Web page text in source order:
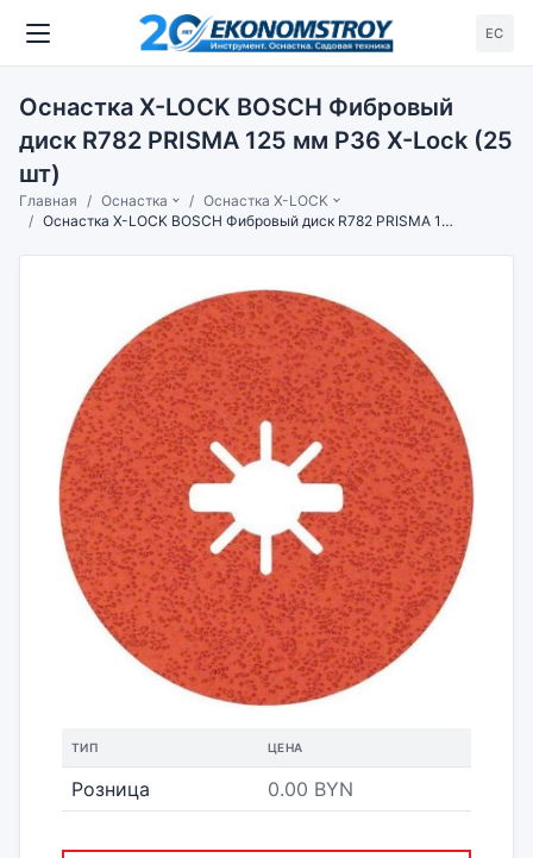
ЕС
Оснастка X-LOCK BOSCH Фибровый
диск R782 PRISMA 125 мм P36 X-Lock (25
шт)
Главная Оснастка
Оснастка X-LOCK
Оснастка X-LOCK BOSCH Фибровый диск R782 PRISMA 125 мм P36 X-Lock (25 шт)
ТИП ЦЕНА
Розница 0.00 BYN